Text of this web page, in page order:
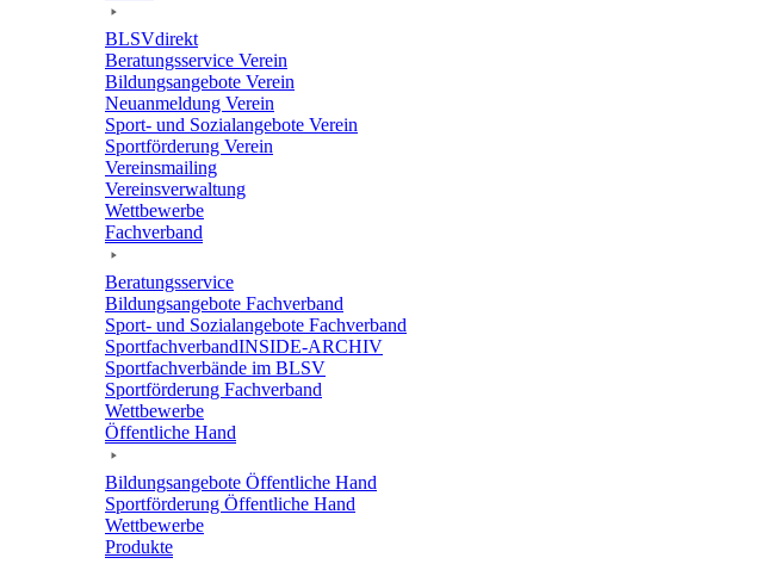
BLSVdi­rekt
Bera­tungs­ser­vice Verein
Bildungs­an­ge­bote Verein
Neuan­mel­dung Verein
Sport- und Sozi­al­an­ge­bote Verein
Sport­för­de­rung Verein
Vereins­mai­ling
Vereins­ver­wal­tung
Wett­be­werbe
Fach­ver­band
Bera­tungs­ser­vice
Bildungs­an­ge­bote Fachverband
Sport- und Sozi­al­an­ge­bote Fachverband
Sport­fach­ver­ban­d­IN­SIDE-ARCHIV
Sport­fach­ver­bände im BLSV
Sport­för­de­rung Fachverband
Wett­be­werbe
Öffent­li­che Hand
Bildungs­an­ge­bote Öffent­li­che Hand
Sport­för­de­rung Öffent­li­che Hand
Wett­be­werbe
Produkte